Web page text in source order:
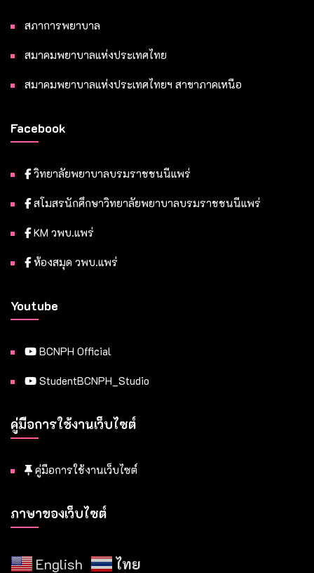
สภาการพยาบาล
สมาคมพยาบาลแห่งประเทศไทย
สมาคมพยาบาลแห่งประเทศไทยฯ สาขาภาคเหนือ
Facebook
วิทยาลัยพยาบาลบรมราชชนนีแพร่
สโมสรนักศึกษาวิทยาลัยพยาบาลบรมราชชนนีแพร่
KM วพบ.แพร่
ห้องสมุด วพบ.แพร่
Youtube
BCNPH Official
StudentBCNPH_Studio
คู่มือการใช้งานเว็บไซต์
คู่มือการใช้งานเว็บไซต์
ภาษาของเว็บไซต์
English ไทย